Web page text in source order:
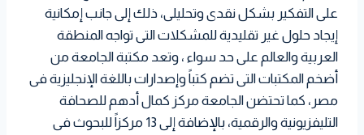
على التفكير بشكل نقدى وتحليلى، ذلك إلى جانب إمكانية
إيجاد حلول غير تقليدية للمشكلات التى تواجه المنطقة
العربية والعالم على حد سواء ، وتعد مكتبة الجامعة من
أضخم المكتبات التى تضم كتباً وإصدارات باللغة الإنجليزية فى
مصر، كما تحتضن الجامعة مركز كمال أدهم للصحافة
التليفزيونية والرقمية، بالإضافة إلى 13 مركزاً للبحوث فى